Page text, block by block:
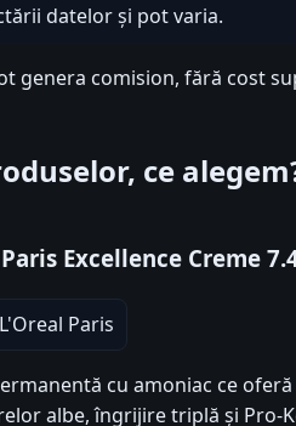
datelor și pot varia.
genera comision, fără cost
ce
Excellence Creme
L'Oreal Paris
cu amoniac ce
albe, îngrijire triplă și Pro-